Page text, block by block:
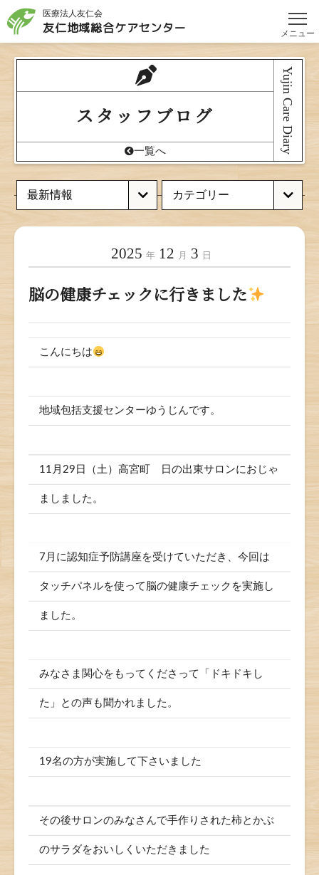
メニュー
医療法人友仁会
友仁地域総合ケアセンター
スタッフブログ Yujin Care Diary
一覧へ
2025 年 12 月 3 日
脳の健康チェックに行きました
こんにちは
地域包括支援センターゆうじんです。
11月29日（土）高宮町 日の出東サロンにおじゃ
ましました。
7月に認知症予防講座を受けていただき、今回は
タッチパネルを使って脳の健康チェックを実施し
ました。
みなさま関心をもってくださって「ドキドキし
た」との声も聞かれました。
19名の方が実施して下さいました
その後サロンのみなさんで手作りされた柿とかぶ
のサラダをおいしくいただきました